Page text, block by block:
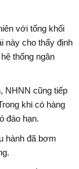
với tổng khối
này cho thấy định
thống ngân
NHNN cũng tiếp
khi có hàng
đáo hạn.
hành đã bơm